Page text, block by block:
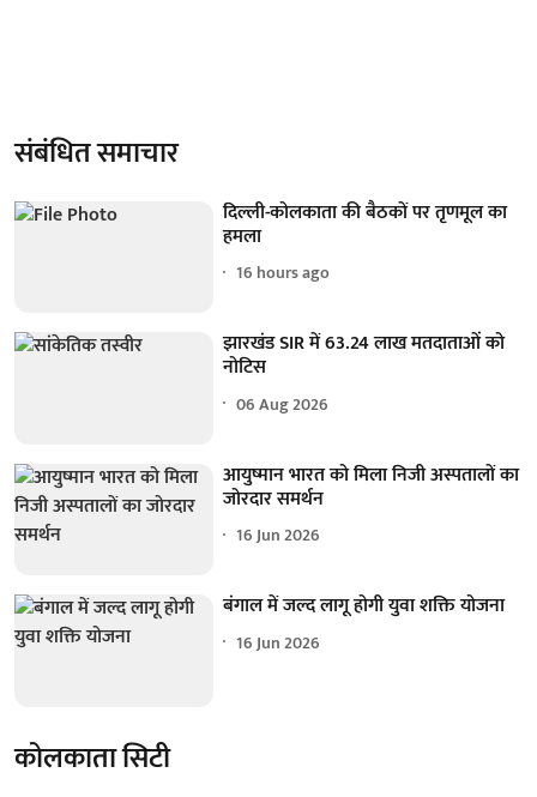
संबंधित समाचार
दिल्ली-कोलकाता की बैठकों पर तृणमूल का
हमला
16 hours ago
झारखंड SIR में 63.24 लाख मतदाताओं को
नोटिस
06 Aug 2026
आयुष्मान भारत को मिला निजी अस्पतालों का
जोरदार समर्थन
16 Jun 2026
बंगाल में जल्द लागू होगी युवा शक्ति योजना
16 Jun 2026
कोलकाता सिटी